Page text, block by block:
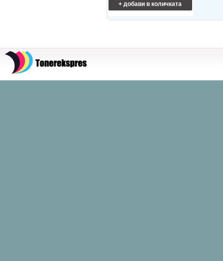
+ добави в количката